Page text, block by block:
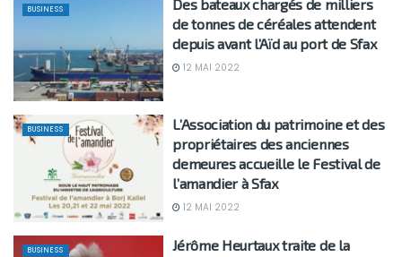
BUSINESS
Des bateaux chargés de milliers
de tonnes de céréales attendent
depuis avant l’Aïd au port de Sfax
12 MAI 2022
BUSINESS
L’Association du patrimoine et des
propriétaires des anciennes
demeures accueille le Festival de
l’amandier à Sfax
12 MAI 2022
BUSINESS
Jérôme Heurtaux traite de la